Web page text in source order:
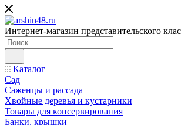
Интернет-магазин представительского
Каталог
Сад
Саженцы и рассада
Хвойные деревья и кустарники
Товары для консервирования
Банки, крышки